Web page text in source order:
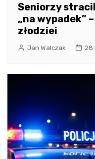
Seniorzy
„na wypadek”
złodziei
Jan Walczak 28